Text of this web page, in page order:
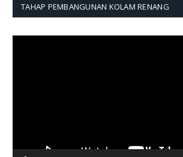
TAHAP PEMBANGUNAN KOLAM RENANG